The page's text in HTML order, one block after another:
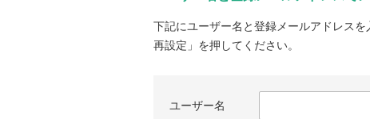
下記にユーザー名と登録メールアドレス
再設定」を押してください。
ユーザー名